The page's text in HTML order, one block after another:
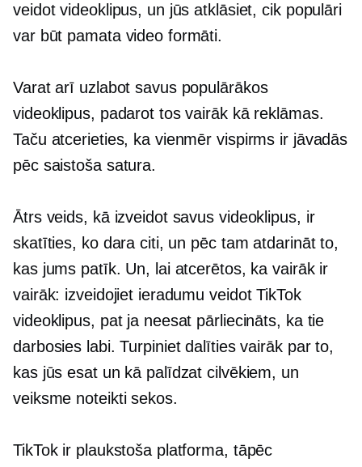
veidot videoklipus, un jūs atklāsiet, cik populāri
var būt pamata video formāti.
Varat arī uzlabot savus populārākos
videoklipus, padarot tos vairāk kā reklāmas.
Taču atcerieties, ka vienmēr vispirms ir jāvadās
pēc saistoša satura.
Ātrs veids, kā izveidot savus videoklipus, ir
skatīties, ko dara citi, un pēc tam atdarināt to,
kas jums patīk. Un, lai atcerētos, ka vairāk ir
vairāk: izveidojiet ieradumu veidot TikTok
videoklipus, pat ja neesat pārliecināts, ka tie
darbosies labi. Turpiniet dalīties vairāk par to,
kas jūs esat un kā palīdzat cilvēkiem, un
veiksme noteikti sekos.
TikTok ir plaukstoša platforma, tāpēc